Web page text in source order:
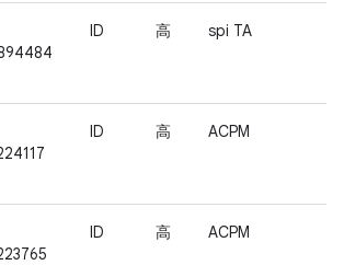
ID 高 spi TA
ID 高 ACPM
ID 高 ACPM